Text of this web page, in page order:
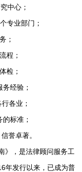
中心；
专业部门；
；
程；
检；
经验；
各业；
标准；
誉卓著。
》，是法律顾问服务工
年发行以来，已成为普